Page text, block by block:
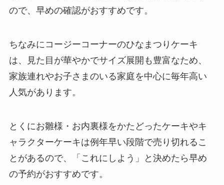
ので、早めの確認がおすすめです。
ちなみにコージーコーナーのひなまつりケーキ
は、見た目が華やかでサイズ展開も豊富なため、
家族連れやお子さまのいる家庭を中心に毎年高い
人気があります。
とくにお雛様・お内裏様をかたどったケーキやキ
ャラクターケーキは例年早い段階で売り切れるこ
とがあるので、「これにしよう」と決めたら早め
の予約がおすすめです。